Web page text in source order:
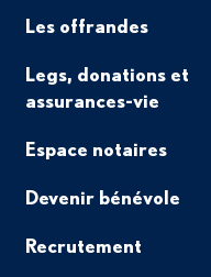
Les offrandes
Legs, donations et
assurances-vie
Espace notaires
Devenir bénévole
Recrutement